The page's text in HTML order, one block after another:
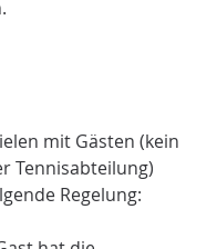
mit Gästen (kein
Tennisabteilung)
Regelung: